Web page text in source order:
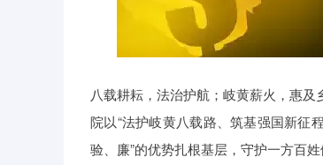
八载耕耘，法治护航；岐黄薪火，惠
院以“法护岐黄八载路、筑基强国新征
验、廉”的优势扎根基层，守护一方百姓